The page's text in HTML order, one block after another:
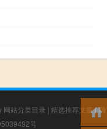
网站分类目录 | 精选推荐文章|网
号